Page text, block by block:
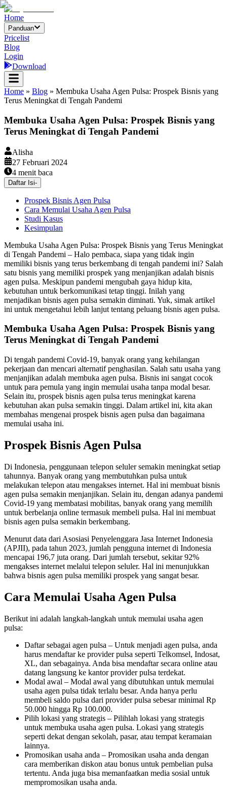
Home
Panduan
Pricelist
Blog
Login
Download
Home » Blog » Membuka Usaha Agen Pulsa: Prospek Bisnis yang
Terus Meningkat di Tengah Pandemi
Membuka Usaha Agen Pulsa: Prospek Bisnis yang
Terus Meningkat di Tengah Pandemi
Alisha
27 Februari 2024
4 menit baca
Daftar Isi-
Prospek Bisnis Agen Pulsa
Cara Memulai Usaha Agen Pulsa
Studi Kasus
Kesimpulan
Membuka Usaha Agen Pulsa: Prospek Bisnis yang Terus Meningkat
di Tengah Pandemi – Halo pembaca, siapa yang tidak ingin
memiliki bisnis yang terus berkembang di tengah pandemi ini? Salah
satu bisnis yang memiliki prospek yang menjanjikan adalah bisnis
agen pulsa. Meskipun pandemi mengubah gaya hidup kita,
kebutuhan untuk berkomunikasi tetap tinggi. Inilah yang
menjadikan bisnis agen pulsa semakin diminati. Yuk, simak artikel
ini untuk mengetahui lebih lanjut tentang peluang bisnis agen pulsa.
Membuka Usaha Agen Pulsa: Prospek Bisnis yang
Terus Meningkat di Tengah Pandemi
Di tengah pandemi Covid-19, banyak orang yang kehilangan
pekerjaan dan mencari alternatif penghasilan. Salah satu usaha yang
menjanjikan adalah membuka agen pulsa. Bisnis ini sangat cocok
untuk para pemula yang ingin memulai usaha tanpa modal besar.
Selain itu, prospek bisnis agen pulsa terus meningkat karena
kebutuhan akan pulsa semakin tinggi. Dalam artikel ini, kita akan
membahas mengenai prospek bisnis agen pulsa dan bagaimana
memulai usaha ini.
Prospek Bisnis Agen Pulsa
Di Indonesia, penggunaan telepon seluler semakin meningkat setiap
tahunnya. Banyak orang yang membutuhkan pulsa untuk
melakukan telepon atau mengakses internet. Hal ini membuat bisnis
agen pulsa semakin menjanjikan. Selain itu, dengan adanya pandemi
Covid-19 yang membatasi mobilitas, banyak orang yang memilih
untuk berbelanja online termasuk membeli pulsa. Hal ini membuat
bisnis agen pulsa semakin berkembang.
Menurut data dari Asosiasi Penyelenggara Jasa Internet Indonesia
(APJII), pada tahun 2023, jumlah pengguna internet di Indonesia
mencapai 196,7 juta orang. Dari jumlah tersebut, sekitar 92%
mengakses internet melalui telepon seluler. Hal ini menunjukkan
bahwa bisnis agen pulsa memiliki prospek yang sangat besar.
Cara Memulai Usaha Agen Pulsa
Berikut ini adalah langkah-langkah untuk memulai usaha agen
pulsa:
Daftar sebagai agen pulsa – Untuk menjadi agen pulsa, anda
harus mendaftar ke provider pulsa seperti Telkomsel, Indosat,
XL, dan sebagainya. Anda bisa mendaftar secara online atau
datang langsung ke kantor provider pulsa terdekat.
Modal awal – Modal awal yang dibutuhkan untuk memulai
usaha agen pulsa tidak terlalu besar. Anda hanya perlu
membeli saldo pulsa dari provider pulsa sebesar minimal Rp
50.000 hingga Rp 100.000.
Pilih lokasi yang strategis – Pilihlah lokasi yang strategis
untuk membuka usaha agen pulsa. Lokasi yang strategis
seperti dekat dengan sekolah, pasar, atau tempat keramaian
lainnya.
Promosikan usaha anda – Promosikan usaha anda dengan
cara memberikan diskon atau bonus untuk pembelian pulsa
tertentu. Anda juga bisa memanfaatkan media sosial untuk
mempromosikan usaha anda.